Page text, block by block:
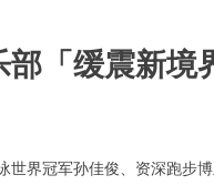
「缓震新境
界冠军孙佳俊、资深跑步博